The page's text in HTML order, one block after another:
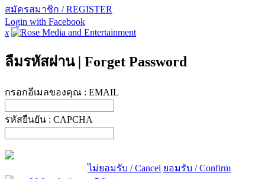
สมัครสมาชิก / REGISTER
Login with Facebook
x
ลืมรหัสผ่าน | Forget Password
กรอกอีเมลของคุณ : EMAIL
รหัสยืนยัน : CAPCHA
ไม่ยอมรับ / Cancel ยอมรับ / Confirm